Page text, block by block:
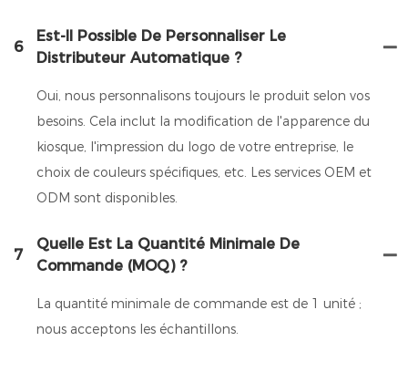
6
Est-Il Possible De Personnaliser Le
Distributeur Automatique ?
Oui, nous personnalisons toujours le produit selon vos
besoins. Cela inclut la modification de l'apparence du
kiosque, l'impression du logo de votre entreprise, le
choix de couleurs spécifiques, etc. Les services OEM et
ODM sont disponibles.
7
Quelle Est La Quantité Minimale De
Commande (MOQ) ?
La quantité minimale de commande est de 1 unité ;
nous acceptons les échantillons.